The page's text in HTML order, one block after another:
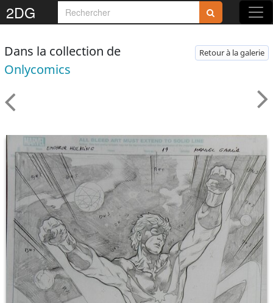
2DG
Dans la collection de
Onlycomics
Retour à la galerie